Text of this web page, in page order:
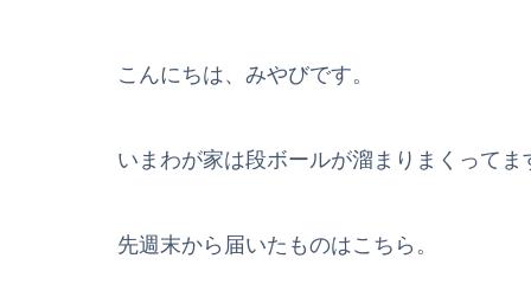
こんにちは、みやびです。
いまわが家は段ボールが溜まりまくってま
先週末から届いたものはこちら。